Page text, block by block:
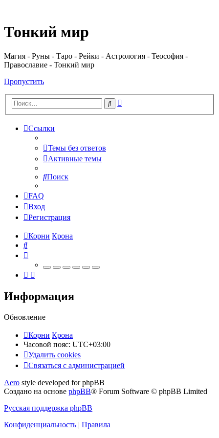
Тонкий мир
Магия - Руны - Таро - Рейки - Астрология - Теософия -
Православие - Тонкий мир
Пропустить
Поиск
Ссылки
Темы без ответов
Активные темы
Поиск
FAQ
Вход
Регистрация
Корни Крона
Поиск
Информация
Обновление
Корни Крона
Часовой пояс: UTC+03:00
Удалить cookies
Связаться
администрацией
Связаться с администрацией
Aero style developed for phpBB
Создано на основе phpBB® Forum Software © phpBB Limited
Русская поддержка phpBB
Конфиденциальность | Правила